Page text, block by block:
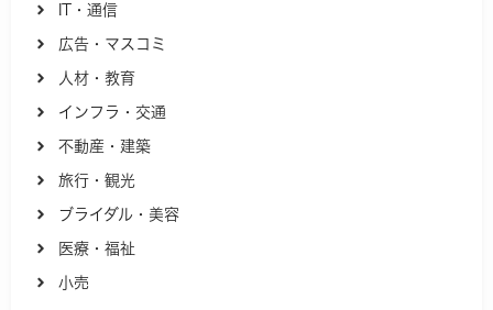
IT・通信
広告・マスコミ
人材・教育
インフラ・交通
不動産・建築
旅行・観光
ブライダル・美容
医療・福祉
小売